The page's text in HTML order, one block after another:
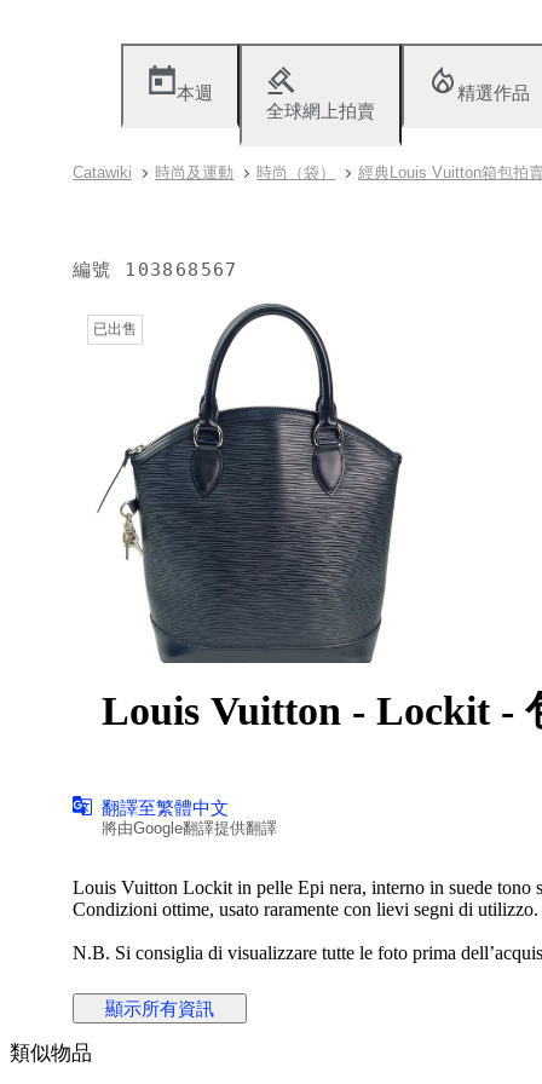
本週
全球網上拍賣
精選作品
Catawiki 時尚及運動 時尚（袋） 經典Louis Vuitton箱包拍
編號 103868567
已出售
Louis Vuitton - Lockit -
翻譯至繁體中文
將由Google翻譯提供翻譯
Louis Vuitton Lockit in pelle Epi nera, interno in suede tono
Condizioni ottime, usato raramente con lievi segni di utilizzo.
N.B. Si consiglia di visualizzare tutte le foto prima
Altezza 29 cm
Lunghezza 30 cm
Profondità 10 cm
顯示所有資訊
類似物品